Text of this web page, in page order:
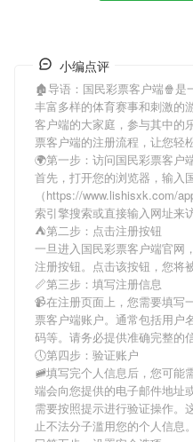
小编点评
🏚导语： 国民彩票客户端🍿是
丰富多样的体育赛事和刺激的
客户端的大家庭，参与其中的
票客户端的注册流程，让您轻
🌍第一步：访问国民彩票客户
首先，打开您的浏览器，输入
（https://www.lishisxk.com/
索引擎搜索或直接输入网址来访
⛺第二步：点击注册按钮
一旦进入国民彩票客户端官网
注册按钮。点击该按钮，您将
📏第三步：填写注册信息
📹在注册页面上，您需要填写
票客户端账户。通常包括用户
码等。请务必提供准确完整的
🕔第四步：验证账户
🚞填写完个人信息后，您可能
端会向您提供的电子邮件地址
需要按照提示进行验证操作。
止不法分子滥用您的个人信息。